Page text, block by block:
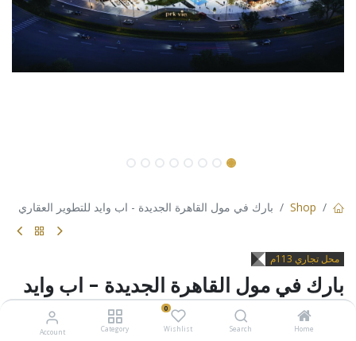
Home
Search
0
Wishlist
Category
Account
Shop بارك في مول القاهرة الجديدة - اب وايد للتطوير العقاري
محل تجاري 113م
بارك في مول القاهرة الجديدة - اب وايد
للتطوير العقاري